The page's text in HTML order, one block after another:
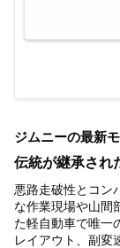
of
4
ジムニーの最新
伝統が継承され
悪路走破性とコン
な作業現場や山間
た軽自動車で唯一
レイアウト、副変